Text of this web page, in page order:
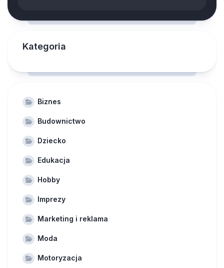
Kategoria
Biznes
Budownictwo
Dziecko
Edukacja
Hobby
Imprezy
Marketing i reklama
Moda
Motoryzacja